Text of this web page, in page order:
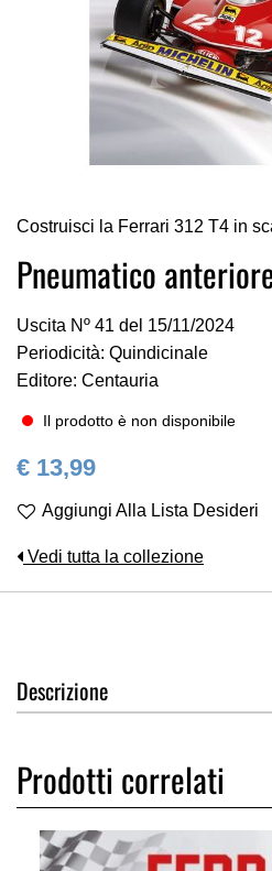
all'inizio
della
galleria
immagini
Costruisci la Ferrari 312 T4 in
Pneumatico
Uscita Nº 41 del 15/11/2024
Periodicità: Quindicinale
Editore: Centauria
Il prodotto è non disponibile
€ 13,99
Aggiungi Alla Lista Desideri
Vedi tutta la collezione
Descrizione
Prodotti correlati